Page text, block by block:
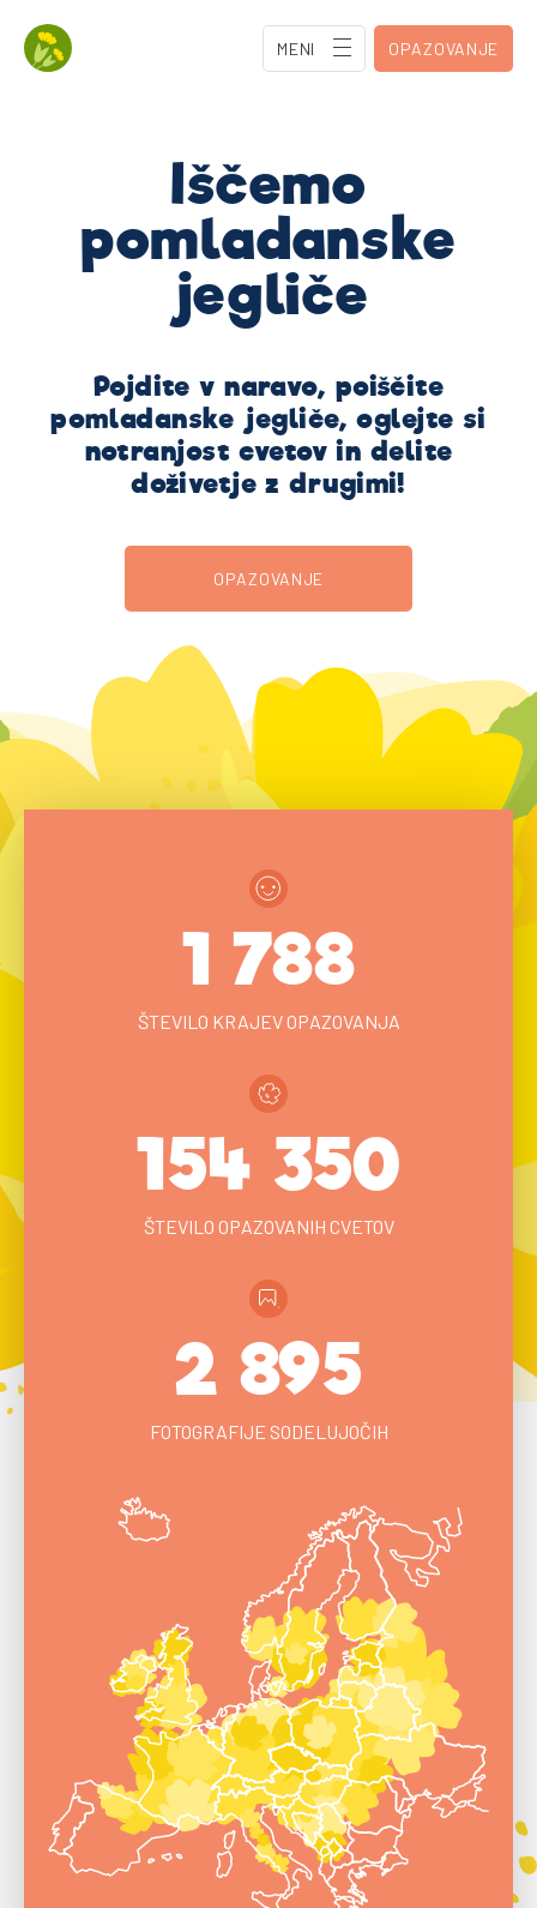
MENI OPAZOVANJE
Iščemo
pomladanske
jegliče
Pojdite v naravo, poiščite
pomladanske jegliče, oglejte si
notranjost cvetov in delite
doživetje z drugimi!
OPAZOVANJE
1 788
ŠTEVILO KRAJEV OPAZOVANJA
154 350
ŠTEVILO OPAZOVANIH CVETOV
2 895
FOTOGRAFIJE SODELUJOČIH